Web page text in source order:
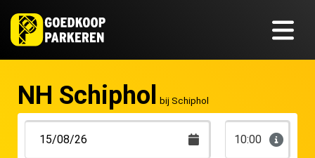
NH Schiphol bij Schiphol
10:00